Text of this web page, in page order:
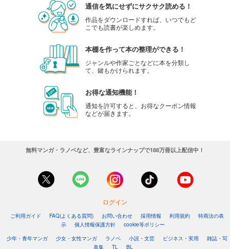
通信を気にせずにサクサク読める！
作品をダウンロードすれば、いつでもど
こでも読書が楽しめます。
本棚を作って本の整理ができる！
ジャンルや作家ごとなどに本を分類し
て、鍵もかけられます。
お得な通知機能！
通知を許可すると、お得なクーポン情報
などが届きます。
無料マンガ・ラノベなど、豊富なラインナップで188万冊以上配信中！
ログイン
ご利用ガイド FAQ(よくある質問) お問い合わせ 採用情報 利用規約
特商法の表
示
個人情報保護方針
cookie等ポリシー
少年・青年マンガ
少女・女性マンガ ラノベ 小説・文芸 ビジネス・実用
雑誌・写
真集
TL BL